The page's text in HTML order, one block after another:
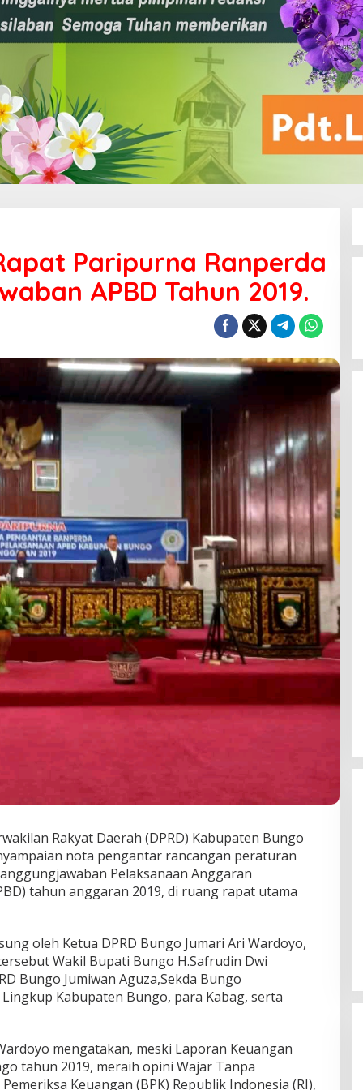
Paripurna Ranperda
APBD Tahun 2019.
Rakyat Daerah (DPRD) Kabupaten Bungo
nota pengantar rancangan peraturan
Pelaksanaan Anggaran
tahun anggaran 2019, di ruang rapat utama
oleh Ketua DPRD Bungo Jumari Ari Wardoyo,
Wakil Bupati Bungo H.Safrudin Dwi
Bungo Jumiwan Aguza,Sekda Bungo
Kabupaten Bungo, para Kabag, serta
mengatakan, meski Laporan Keuangan
tahun 2019, meraih opini Wajar Tanpa
Keuangan (BPK) Republik Indonesia (RI),
Perubahan”